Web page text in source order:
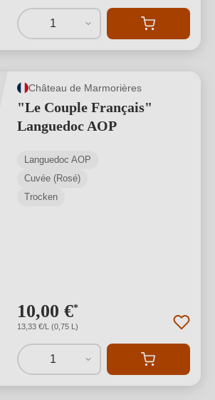
1
Château de Marmorières
"Le Couple Français"
Languedoc AOP
Languedoc AOP
Cuvée (Rosé)
Trocken
10,00 €*
13,33 €/L (0,75 L)
1